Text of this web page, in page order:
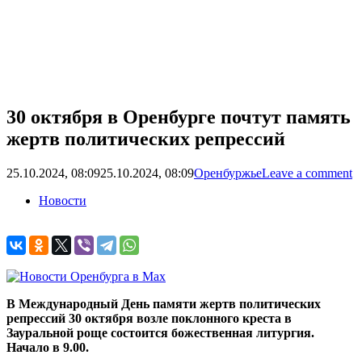
30 октября в Оренбурге почтут память
жертв политических репрессий
25.10.2024, 08:0925.10.2024, 08:09ОренбуржьеLeave a comment
Новости
В Международный День памяти жертв политических
репрессий 30 октября возле поклонного креста в
Зауральной роще состоится божественная литургия.
Начало в 9.00.